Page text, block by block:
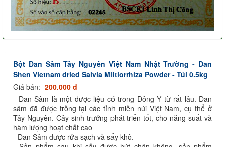
Bột Đan Sâm Tây Nguyên Việt Nam Nhật Trường - Dan
Shen Vietnam dried Salvia Miltiorrhiza Powder - Túi 0.5kg
Giá bán: 200.000 đ
- Đan Sâm là một dược liệu có trong Đông Y từ rất lâu. Đan
sâm đã được trồng tại các tỉnh miền núi Việt Nam, cụ thể ở
Tây Nguyên. Cây sinh trưởng phát triển tốt, cho năng suất và
hàm lượng hoạt chất cao
- Đan Sâm được rửa sạch và sấy khô.